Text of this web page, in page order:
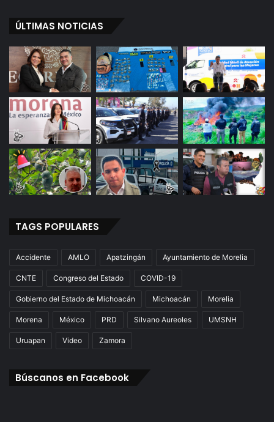
ÚLTIMAS NOTICIAS
TAGS POPULARES
Accidente AMLO Apatzingán Ayuntamiento de Morelia
CNTE Congreso del Estado COVID-19
Gobierno del Estado de Michoacán Michoacán Morelia
Morena México PRD Silvano Aureoles UMSNH
Uruapan Video Zamora
Búscanos en Facebook